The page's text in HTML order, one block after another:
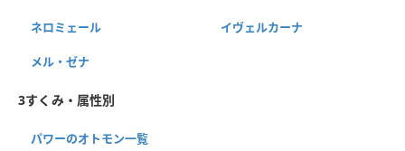
ネロミェール イヴェルカーナ
メル・ゼナ
3すくみ・属性別
パワーのオトモン一覧